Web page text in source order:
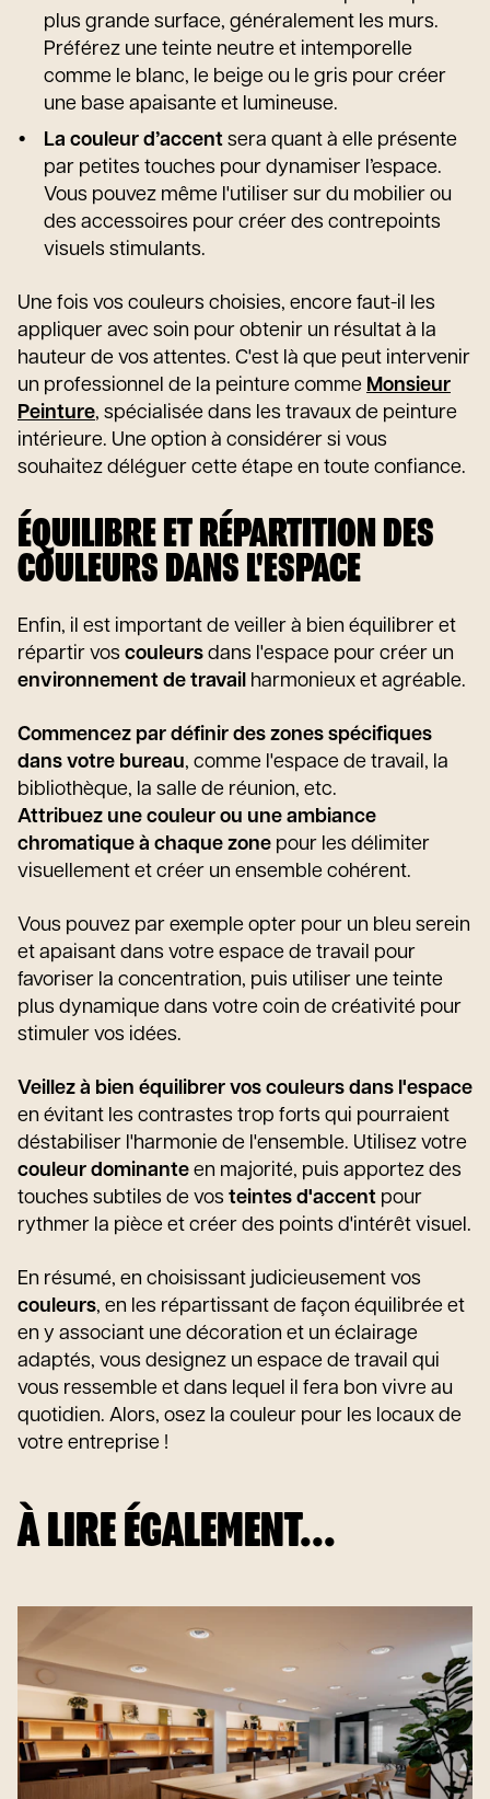
plus grande surface, généralement les murs.
Préférez une teinte neutre et intemporelle
comme le blanc, le beige ou le gris pour créer
une base apaisante et lumineuse.
La couleur d’accent sera quant à elle présente
par petites touches pour dynamiser l’espace.
Vous pouvez même l'utiliser sur du mobilier ou
des accessoires pour créer des contrepoints
visuels stimulants.
Une fois vos couleurs choisies, encore faut-il les
appliquer avec soin pour obtenir un résultat à la
hauteur de vos attentes. C'est là que peut intervenir
un professionnel de la peinture comme Monsieur
Peinture, spécialisée dans les travaux de peinture
intérieure. Une option à considérer si vous
souhaitez déléguer cette étape en toute confiance.
ÉQUILIBRE ET RÉPARTITION DES
COULEURS DANS L'ESPACE
Enfin, il est important de veiller à bien équilibrer et
répartir vos couleurs dans l'espace pour créer un
environnement de travail harmonieux et agréable.
Commencez par définir des zones spécifiques
dans votre bureau, comme l'espace de travail, la
bibliothèque, la salle de réunion, etc.
Attribuez une couleur ou une ambiance
chromatique à chaque zone pour les délimiter
visuellement et créer un ensemble cohérent.
Vous pouvez par exemple opter pour un bleu serein
et apaisant dans votre espace de travail pour
favoriser la concentration, puis utiliser une teinte
plus dynamique dans votre coin de créativité pour
stimuler vos idées.
Veillez à bien équilibrer vos couleurs dans l'espace
en évitant les contrastes trop forts qui pourraient
déstabiliser l'harmonie de l'ensemble. Utilisez votre
couleur dominante en majorité, puis apportez des
touches subtiles de vos teintes d'accent pour
rythmer la pièce et créer des points d'intérêt visuel.
En résumé, en choisissant judicieusement vos
couleurs, en les répartissant de façon équilibrée et
en y associant une décoration et un éclairage
adaptés, vous designez un espace de travail qui
vous ressemble et dans lequel il fera bon vivre au
quotidien. Alors, osez la couleur pour les locaux de
votre entreprise !
À LIRE ÉGALEMENT...